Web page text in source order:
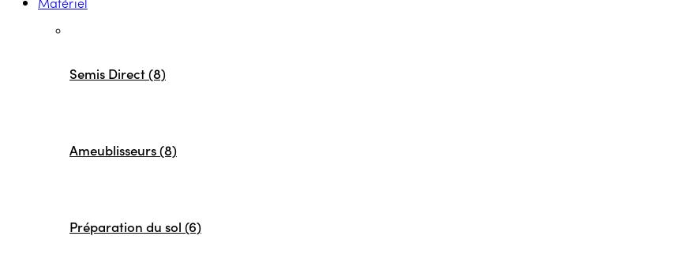
Semis Direct (8)
Ameublisseurs (8)
Préparation du sol (6)